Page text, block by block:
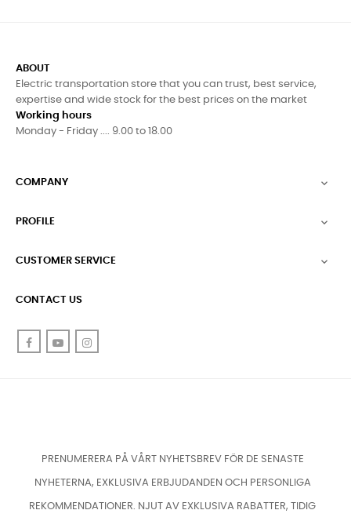
ABOUT
Electric transportation store that you can trust, best service,
expertise and wide stock for the best prices on the market
Working hours
Monday - Friday .... 9.00 to 18.00
COMPANY 
PROFILE 
CUSTOMER SERVICE 
CONTACT US
FacebookYouTube
PRENUMERERA PÅ VÅRT NYHETSBREV FÖR DE SENASTE
NYHETERNA, EXKLUSIVA ERBJUDANDEN OCH PERSONLIGA
REKOMMENDATIONER. NJUT AV EXKLUSIVA RABATTER, TIDIG